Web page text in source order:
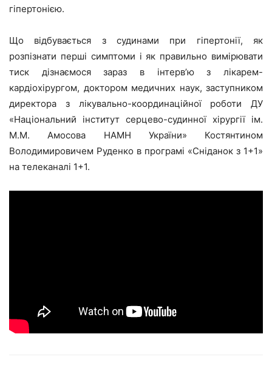
гіпертонією.
Що відбувається з судинами при гіпертонії, як
розпізнати перші симптоми і як правильно вимірювати
тиск дізнаємося зараз в інтерв’ю з лікарем-
кардіохірургом, доктором медичних наук, заступником
директора з лікувально-координаційної роботи ДУ
«Національний інститут серцево-судинної хірургії ім.
М.М. Амосова НАМН України» Костянтином
Володимировичем Руденко в програмі «Сніданок з 1+1»
на телеканалі 1+1.